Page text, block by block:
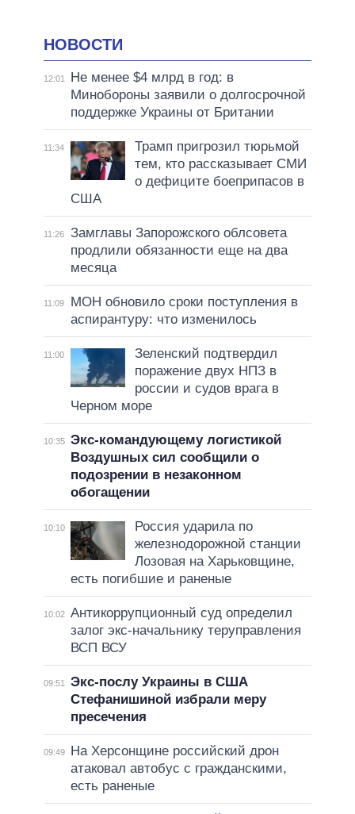
НОВОСТИ
12:01
Не менее $4 млрд в год: в
Минобороны заявили о долгосрочной
поддержке Украины от Британии
11:34
Трамп пригрозил тюрьмой
тем, кто рассказывает СМИ
о дефиците боеприпасов в
США
11:26
Замглавы Запорожского облсовета
продлили обязанности еще на два
месяца
11:09
МОН обновило сроки поступления в
аспирантуру: что изменилось
11:00
Зеленский подтвердил
поражение двух НПЗ в
россии и судов врага в
Черном море
10:35 Экс-командующему логистикой
Воздушных сил сообщили о
подозрении в незаконном
обогащении
10:10
Россия ударила по
железнодорожной станции
Лозовая на Харьковщине,
есть погибшие и раненые
10:02 Антикоррупционный суд определил
залог экс-начальнику теруправления
ВСП ВСУ
09:51
Экс-послу Украины в США
Стефанишиной избрали меру
пресечения
09:49
На Херсонщине российский дрон
атаковал автобус с гражданскими,
есть раненые